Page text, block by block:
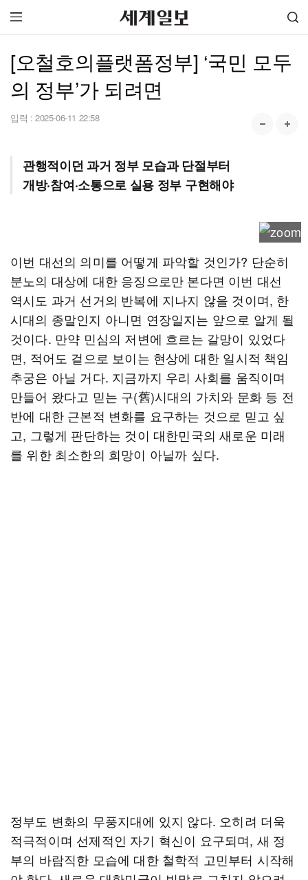
[오철호의플랫폼정부] ‘국민 모두
의 정부’가 되려면
입력 : 2025-06-11 22:58
관행적이던 과거 정부 모습과 단절부터
개방·참여·소통으로 실용 정부 구현해야
이번 대선의 의미를 어떻게 파악할 것인가? 단순히
분노의 대상에 대한 응징으로만 본다면 이번 대선
역시도 과거 선거의 반복에 지나지 않을 것이며, 한
시대의 종말인지 아니면 연장일지는 앞으로 알게 될
것이다. 만약 민심의 저변에 흐르는 갈망이 있었다
면, 적어도 겉으로 보이는 현상에 대한 일시적 책임
추궁은 아닐 거다. 지금까지 우리 사회를 움직이며
만들어 왔다고 믿는 구(舊)시대의 가치와 문화 등 전
반에 대한 근본적 변화를 요구하는 것으로 믿고 싶
고, 그렇게 판단하는 것이 대한민국의 새로운 미래
를 위한 최소한의 희망이 아닐까 싶다.
정부도 변화의 무풍지대에 있지 않다. 오히려 더욱
적극적이며 선제적인 자기 혁신이 요구되며, 새 정
부의 바람직한 모습에 대한 철학적 고민부터 시작해